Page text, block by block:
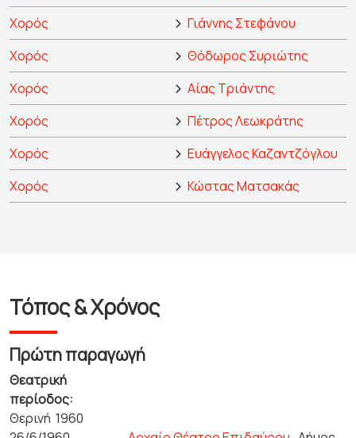
Χορός
Γιάννης Στεφάνου
Χορός
Θόδωρος Συριώτης
Χορός
Αίας Τριάντης
Χορός
Πέτρος Λεωκράτης
Χορός
Ευάγγελος Καζαντζόγλου
Χορός
Κώστας Ματσακάς
Τόπος & Χρόνος
Πρώτη παραγωγή
Θεατρική
περίοδος:
Θερινή 1960